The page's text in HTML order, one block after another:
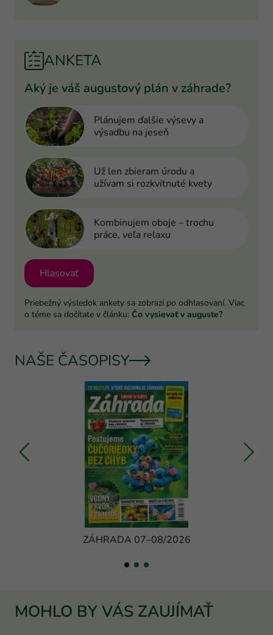
ANKETA
Aký je váš augustový plán v záhrade?
Plánujem ďalšie výsevy a
výsadbu na jeseň
Už len zbieram úrodu a
užívam si rozkvitnuté kvety
Kombinujem oboje – trochu
práce, veľa relaxu
Hlasovať
Priebežný výsledok ankety sa zobrazí po odhlasovaní. Viac
o téme sa dočítate v článku: Čo vysievať v auguste?
NAŠE ČASOPISY
ZÁHRADA 07–08/2026
MOHLO BY VÁS ZAUJÍMAŤ